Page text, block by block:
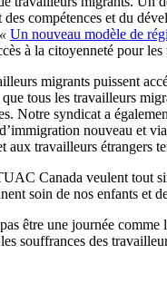
compétences et du
« Un nouveau modèle de
à la citoyenneté pour
migrants puissent
tous les travailleurs
Notre syndicat a
nouveau et
travailleurs étrangers
Canada veulent tout
soin de nos enfants
être une journée
souffrances des